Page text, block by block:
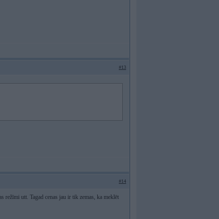
#13
#14
utt. Tagad cenas jau ir tik zemas, ka meklēt